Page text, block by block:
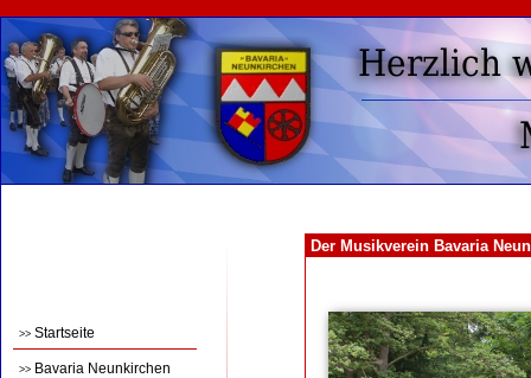
>> Startseite
>> Bavaria Neunkirchen
Der Musikverein Bavaria